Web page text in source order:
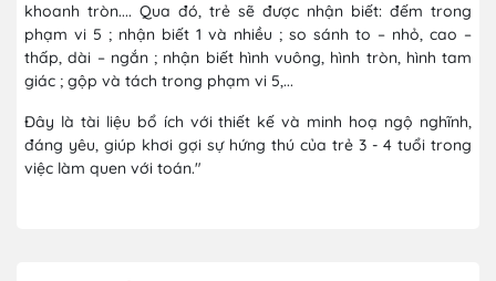
khoanh tròn.... Qua đó, trẻ sẽ được nhận biết: đếm trong
phạm vi 5 ; nhận biết 1 và nhiều ; so sánh to – nhỏ, cao –
thấp, dài – ngắn ; nhận biết hình vuông, hình tròn, hình tam
giác ; gộp và tách trong phạm vi 5,...
Đây là tài liệu bổ ích với thiết kế và minh hoạ ngộ nghĩnh,
đáng yêu, giúp khơi gợi sự hứng thú của trẻ 3 - 4 tuổi trong
việc làm quen với toán."